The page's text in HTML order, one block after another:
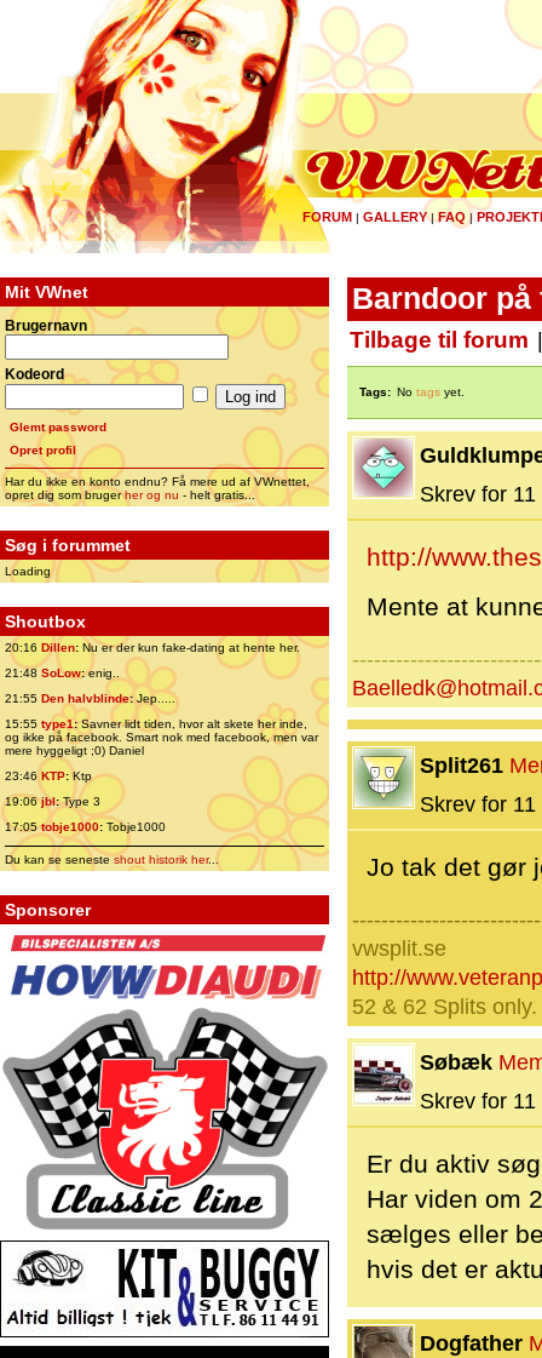
FORUM | GALLERY|FAQ |
Mit VWnet
Brugernavn
Kodeord
Glemt password
Opret profil
Har du ikke en konto endnu? Få mere ud af VWnettet,
opret dig som brugerher og nu - helt gratis...
Søg i forummet
Loading
Shoutbox
20:16 Dillen: Nu er der kun fake-dating at hente her.
21:48 SoLow:enig..
21:55 Den halvblinde:Jep.....
15:55 type1:Savner lidt tiden, hvor alt skete her inde,
og ikke på facebook. Smart nok med facebook, men var
mere hyggeligt ;0) Daniel
23:46 KTP:Ktp
19:06jbl:Type 3
17:05tobje1000: Tobje1000
Du kan se senesteshout historik her...
Sponsorer
Barndoor på
Tilbage til forum
Tags: No tags yet.
Skrev for
http://
Mente at
Split261
Skrev for
Jo tak det gør
vwsplit.se
http://
52 & 62 Splits
Søbæk
Skrev for
Er du aktiv
Har viden om
sælges eller
hvis det er
Dogfather